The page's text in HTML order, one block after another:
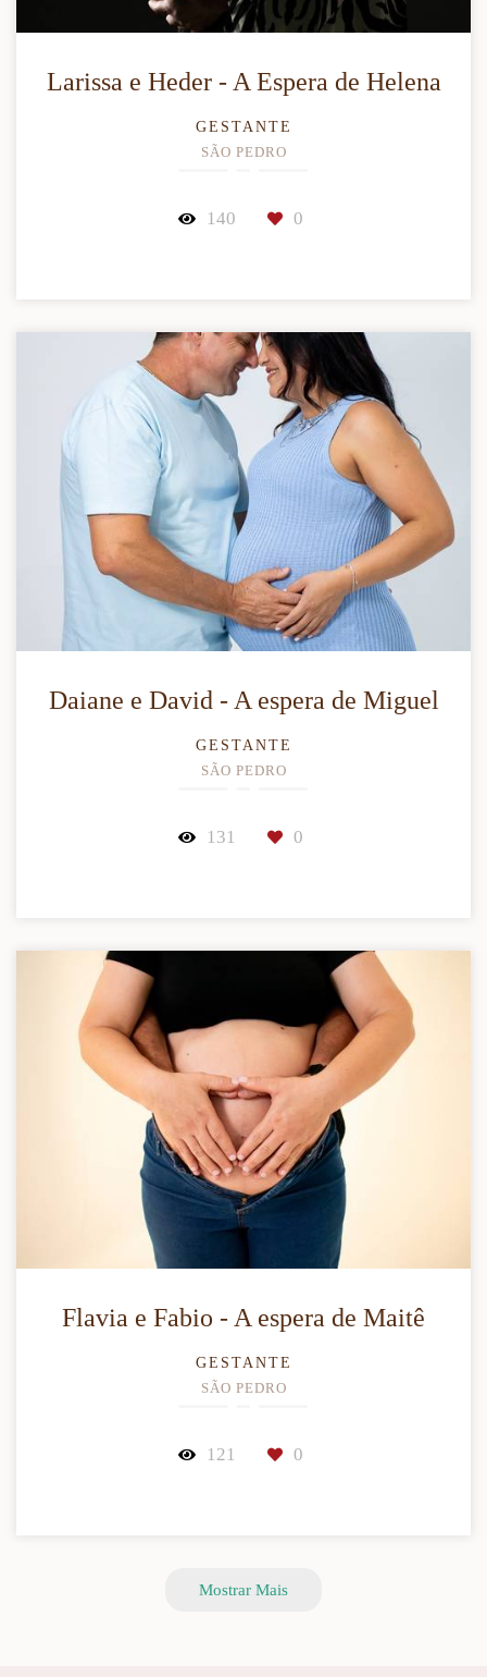
Larissa e Heder - A Espera de Helena
GESTANTE
SÃO PEDRO
140 0
Daiane e David - A espera de Miguel
GESTANTE
SÃO PEDRO
131 0
Flavia e Fabio - A espera de Maitê
GESTANTE
SÃO PEDRO
121 0
Mostrar Mais